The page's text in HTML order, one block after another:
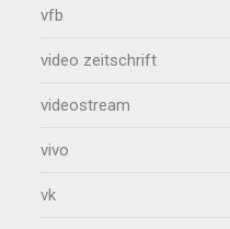
vfb
video zeitschrift
videostream
vivo
vk